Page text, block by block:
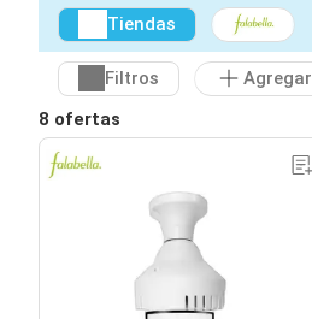
Tiendas
Filtros
Agregar
8 ofertas